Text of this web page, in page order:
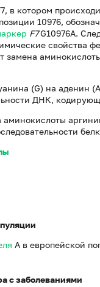
в котором
10976,
F7G10976A.
свойства
замена
(G) на аденин
ДНК,
А в европейской
с заболеваниями